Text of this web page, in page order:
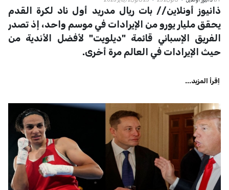
ذانيوز أونلاين// بات ريال مدريد أول ناد لكرة القدم
يحقق مليار يورو من الإيرادات في موسم واحد، إذ تصدر
الفريق الإسباني قائمة "ديلويت" لأفضل الأندية من
حيث الإيرادات في العالم مرة أخرى.
اِقرأ المزيد...